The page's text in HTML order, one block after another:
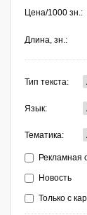
Цена/1000 зн.:
Длина, зн.:
Тип текста:
Язык:
Тематика:
Рекламная
Новость
Только с